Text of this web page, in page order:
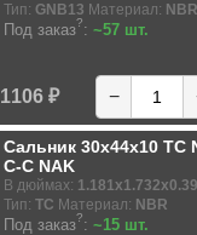
Тип: GNB13 Материал: NBR
Под заказ?: ~57 шт.
1106 ₽ −
Сальник 30x44x10 TC
C-C NAK
В дюймах:
Тип: TC Материал: NBR
Под заказ?: ~15 шт.